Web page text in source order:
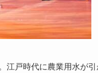
戸時代に農業用水が